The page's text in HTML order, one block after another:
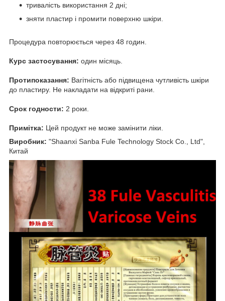
тривалість використання 2 дні;
зняти пластир і промити поверхню шкіри.
Процедура повторюється через 48 годин.
Курс застосування: один місяць.
Протипоказання: Вагітність або підвищена чутливість шкіри
до пластиру. Не накладати на відкриті рани.
Срок годности: 2 роки.
Примітка: Цей продукт не може замінити ліки.
Виробник: "Shaanxi Sanba Fule Technology Stock Co., Ltd",
Китай